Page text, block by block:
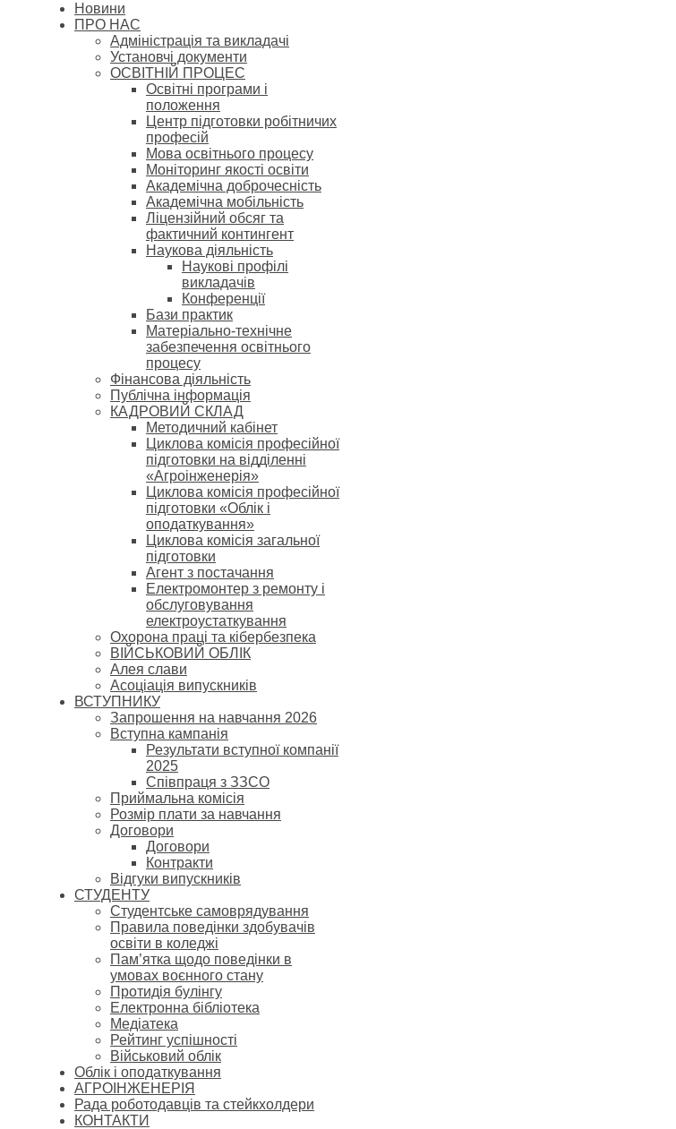
Новини
ПРО НАС
Адміністрація та викладачі
Установчі документи
ОСВІТНІЙ ПРОЦЕС
Освітні програми і
положення
Центр підготовки робітничих
професій
Мова освітнього процесу
Моніторинг якості освіти
Академічна доброчесність
Академічна мобільність
Ліцензійний обсяг та
фактичний контингент
Наукова діяльність
Наукові профілі
викладачів
Конференції
Бази практик
Матеріально-технічне
забезпечення освітнього
процесу
Фінансова діяльність
Публічна інформація
КАДРОВИЙ СКЛАД
Методичний кабінет
Циклова комісія професійної
підготовки на відділенні
«Агроінженерія»
Циклова комісія професійної
підготовки «Облік і
оподаткування»
Циклова комісія загальної
підготовки
Агент з постачання
Електромонтер з ремонту і
обслуговування
електроустаткування
Охорона праці та кібербезпека
ВІЙСЬКОВИЙ ОБЛІК
Алея слави
Асоціація випускників
ВСТУПНИКУ
Запрошення на навчання 2026
Вступна кампанія
Результати вступної компанії
2025
Співпраця з ЗЗСО
Приймальна комісія
Розмір плати за навчання
Договори
Договори
Контракти
Відгуки випускників
СТУДЕНТУ
Cтудентське самоврядування
Правила поведінки здобувачів
освіти в коледжі
Пам’ятка щодо поведінки в
умовах воєнного стану
Протидія булінгу
Електронна бібліотека
Медіатека
Рейтинг успішності
Військовий облік
Облік і оподаткування
АГРОІНЖЕНЕРІЯ
Рада роботодавців та стейкхолдери
КОНТАКТИ